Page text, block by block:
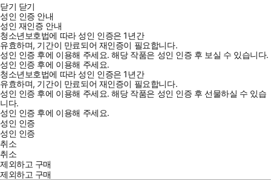
닫기 닫기
성인 인증 안내
성인 재인증 안내
청소년보호법에 따라 성인 인증은 1년간
유효하며, 기간이 만료되어 재인증이 필요합니다.
성인 인증 후에 이용해 주세요.해당 작품은 성인 인증 후 보실 수 있습니다.
성인 인증 후에 이용해 주세요.
청소년보호법에 따라 성인 인증은 1년간
유효하며, 기간이 만료되어 재인증이 필요합니다.
성인 인증 후에 이용해 주세요.해당 작품은 성인 인증 후 선물하실 수 있습
니다.
성인 인증 후에 이용해 주세요.
성인 인증
성인 인증
취소
취소
제외하고 구매
제외하고 구매